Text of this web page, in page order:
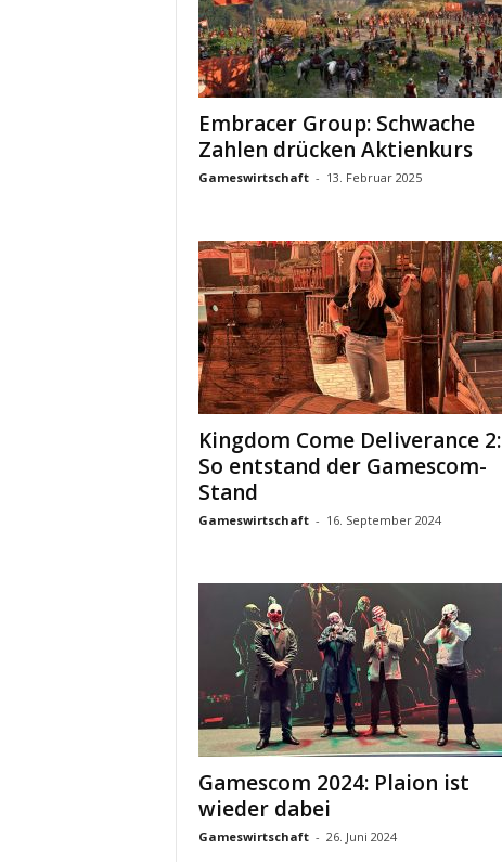
Embracer Group: Schwache
Zahlen drücken Aktienkurs
Gameswirtschaft - 13. Februar 2025
Kingdom Come Deliverance 2:
So entstand der Gamescom-
Stand
Gameswirtschaft - 16. September 2024
Gamescom 2024: Plaion ist
wieder dabei
Gameswirtschaft - 26. Juni 2024